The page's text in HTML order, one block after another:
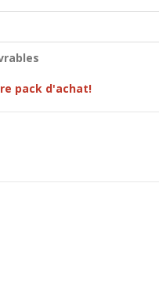
pack d'achat!